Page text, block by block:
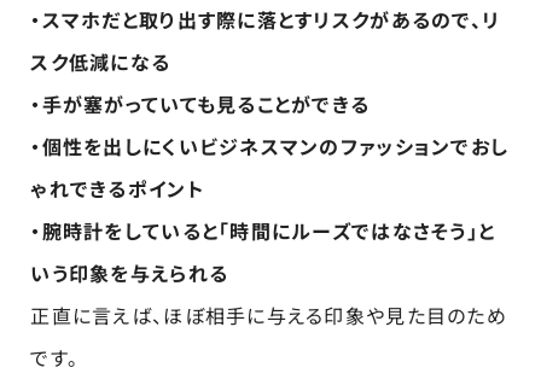
・スマホだと取り出す際に落とすリスクがあるので、リ
スク低減になる
・手が塞がっていても見ることができる
・個性を出しにくいビジネスマンのファッションでおし
ゃれできるポイント
・腕時計をしていると「時間にルーズではなさそう」と
いう印象を与えられる
正直に言えば、ほぼ相手に与える印象や見た目のため
です。